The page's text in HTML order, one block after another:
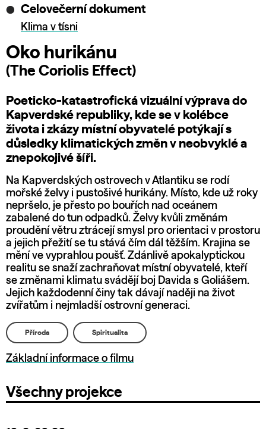
Celovečerní dokument
Klima v tísni
Oko hurikánu
(The Coriolis Effect)
Poeticko-katastrofická vizuální výprava do
Kapverdské republiky, kde se v kolébce
života i zkázy místní obyvatelé potýkají s
důsledky klimatických změn v neobvyklé a
znepokojivé šíři.
Na Kapverdských ostrovech v Atlantiku se rodí
mořské želvy i pustošivé hurikány. Místo, kde už roky
nepršelo, je přesto po bouřích nad oceánem
zabalené do tun odpadků. Želvy kvůli změnám
proudění větru ztrácejí smysl pro orientaci v prostoru
a jejich přežití se tu stává čím dál těžším. Krajina se
mění ve vyprahlou poušť. Zdánlivě apokalyptickou
realitu se snaží zachraňovat místní obyvatelé, kteří
se změnami klimatu svádějí boj Davida s Goliášem.
Jejich každodenní činy tak dávají naději na život
zvířatům i nejmladší ostrovní generaci.
Příroda Spiritualita
Základní informace o filmu
Všechny projekce